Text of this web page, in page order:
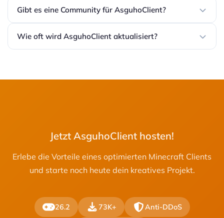
Gibt es eine Community für AsguhoClient?
Wie oft wird AsguhoClient aktualisiert?
Jetzt AsguhoClient hosten!
Erlebe die Vorteile eines optimierten Minecraft Clients
und starte noch heute dein kreatives Projekt.
26.2 73K+ Anti-DDoS